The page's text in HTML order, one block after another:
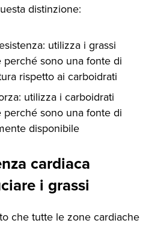
distinzione:
utilizza i grassi
sono una fonte di
rispetto ai carboidrati
utilizza i carboidrati
sono una fonte di
disponibile
cardiaca
i grassi
che tutte le zone cardiache